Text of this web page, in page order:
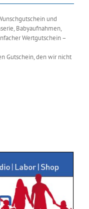
und
Babyaufnahmen,
Wertgutschein –
Gutschein, den wir nicht